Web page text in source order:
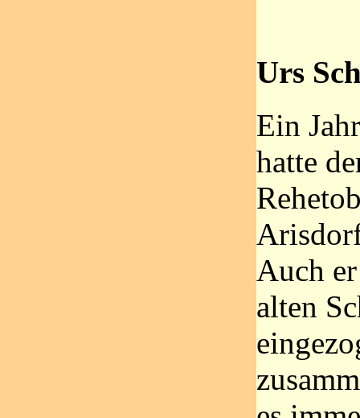
Urs
Ein
hatte
Auch
alten